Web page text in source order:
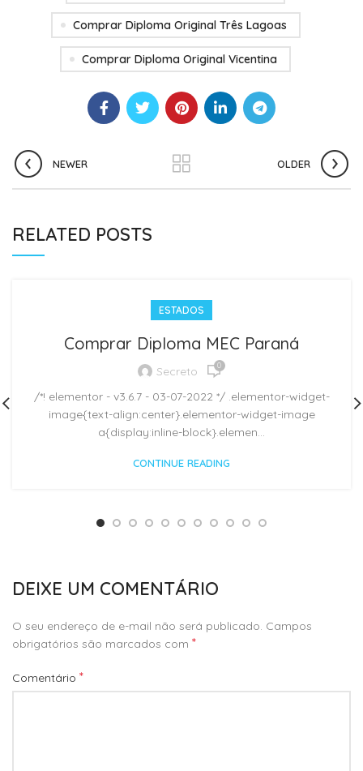
Comprar Diploma Original Três Lagoas
Comprar Diploma Original Vicentina
NEWER OLDER
RELATED POSTS
ESTADOS
Comprar Diploma MEC Paraná
Secreto 0
/*! elementor - v3.6.7 - 03-07-2022 */ .elementor-widget-
image{text-align:center}.elementor-widget-image
a{display:inline-block}.elemen...
CONTINUE READING
DEIXE UM COMENTÁRIO
O seu endereço de e-mail não será publicado. Campos
obrigatórios são marcados com *
Comentário *